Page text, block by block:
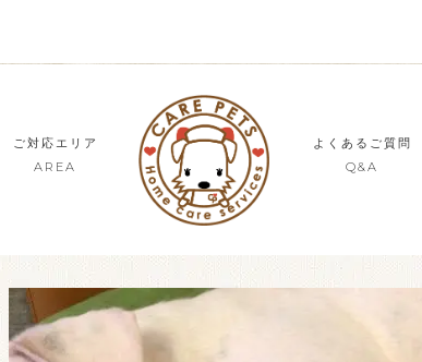
ご対応エリア
AREA
よくあるご質問
Q&A